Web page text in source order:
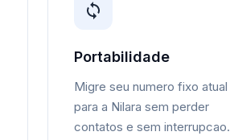
Portabilidade
Migre seu numero fixo atual
para a Nilara sem perder
contatos e sem interrupcao.